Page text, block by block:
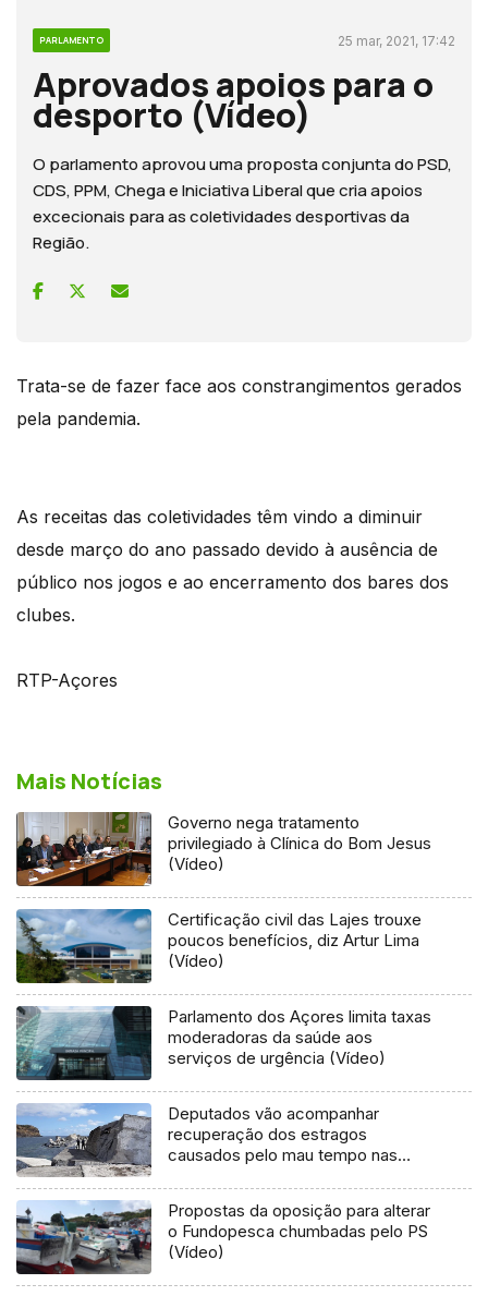
PARLAMENTO 25 mar, 2021, 17:42
Aprovados apoios para o
desporto (Vídeo)
O parlamento aprovou uma proposta conjunta do PSD,
CDS, PPM, Chega e Iniciativa Liberal que cria apoios
excecionais para as coletividades desportivas da
Região.
Trata-se de fazer face aos constrangimentos gerados
pela pandemia.
As receitas das coletividades têm vindo a diminuir
desde março do ano passado devido à ausência de
público nos jogos e ao encerramento dos bares dos
clubes.
RTP-Açores
Mais Notícias
Governo nega tratamento
privilegiado à Clínica do Bom Jesus
(Vídeo)
Certificação civil das Lajes trouxe
poucos benefícios, diz Artur Lima
(Vídeo)
Parlamento dos Açores limita taxas
moderadoras da saúde aos
serviços de urgência (Vídeo)
Deputados vão acompanhar
recuperação dos estragos
causados pelo mau tempo nas
Propostas da oposição para alterar
o Fundopesca chumbadas pelo PS
(Vídeo)